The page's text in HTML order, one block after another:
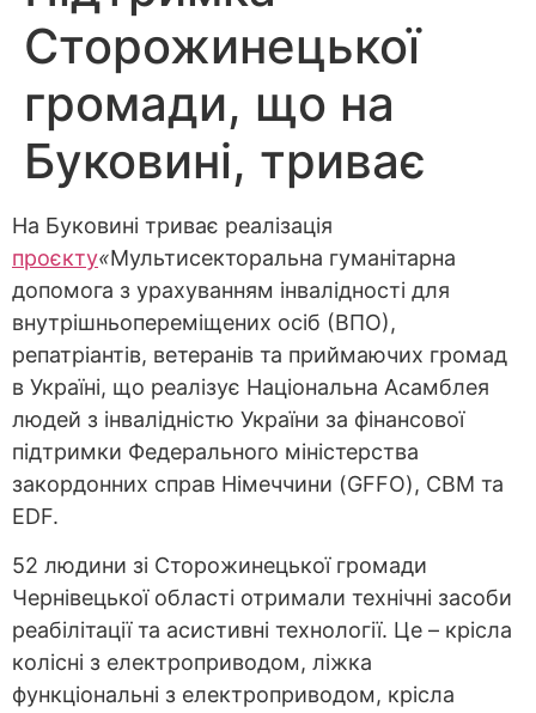
Сторожинецької
громади, що на
Буковині, триває
На Буковині триває реалізація
проєкту«Мультисекторальна гуманітарна
допомога з урахуванням інвалідності для
внутрішньопереміщених осіб (ВПО),
репатріантів, ветеранів та приймаючих громад
в Україні, що реалізує Національна Асамблея
людей з інвалідністю України за фінансової
підтримки Федерального міністерства
закордонних справ Німеччини (GFFO), CBM та
EDF.
52 людини зі Сторожинецької громади
Чернівецької області отримали технічні засоби
реабілітації та асистивні технології. Це – крісла
колісні з електроприводом, ліжка
функціональні з електроприводом, крісла